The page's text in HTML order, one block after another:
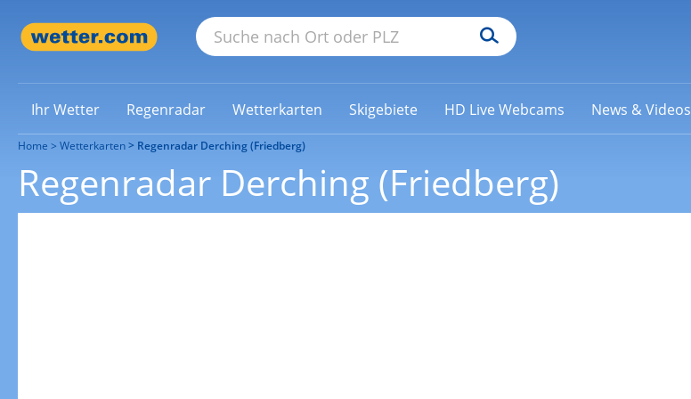
Ihr Wetter Regenradar Wetterkarten Skigebiete HD Live Webcams News & Videos
Home Wetterkarten Regenradar Derching (Friedberg)
Regenradar Derching (Friedberg)